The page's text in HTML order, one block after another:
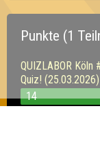
Punkte (1
QUIZLABOR Köln
Quiz! (25.03.2026)
14